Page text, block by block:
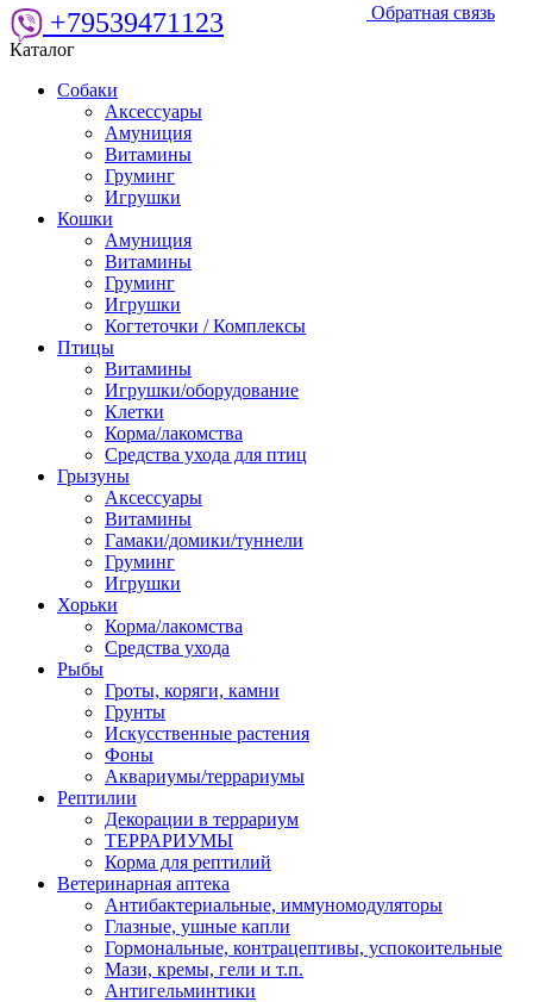
Обратная связь
+79539471123
Каталог
Собаки
Аксессуары
Амуниция
Витамины
Груминг
Игрушки
Кошки
Амуниция
Витамины
Груминг
Игрушки
Когтеточки / Комплексы
Птицы
Витамины
Игрушки/оборудование
Клетки
Корма/лакомства
Средства ухода для птиц
Грызуны
Аксессуары
Витамины
Гамаки/домики/туннели
Груминг
Игрушки
Хорьки
Корма/лакомства
Средства ухода
Рыбы
Гроты, коряги, камни
Грунты
Искусственные растения
Фоны
Аквариумы/террариумы
Рептилии
Декорации в террариум
ТЕРРАРИУМЫ
Корма для рептилий
Ветеринарная аптека
Антибактериальные, иммуномодуляторы
Глазные, ушные капли
Гормональные, контрацептивы, успокоительные
Мази, кремы, гели и т.п.
Антигельминтики